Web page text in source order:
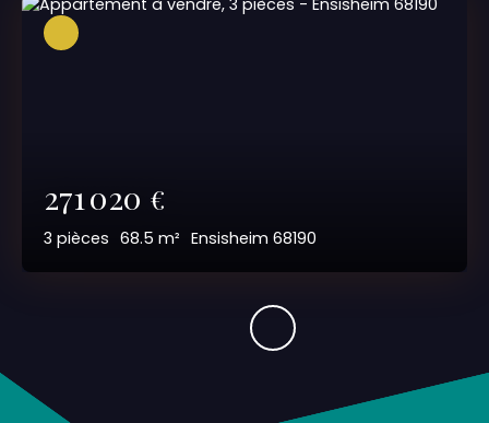
271 020 €
3 pièces 68.5 m² Ensisheim 68190